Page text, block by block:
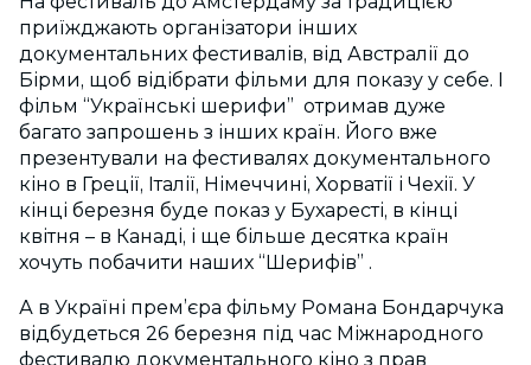
приїжджають організатори інших
документальних фестивалів, від Австралії до
Бірми, щоб відібрати фільми для показу у себе. І
фільм “Українські шерифи” отримав дуже
багато запрошень з інших країн. Його вже
презентували на фестивалях документального
кіно в Греції, Італії, Німеччині, Хорватії і Чехії. У
кінці березня буде показ у Бухаресті, в кінці
квітня – в Канаді, і ще більше десятка країн
хочуть побачити наших “Шерифів” .
А в Україні прем’єра фільму Романа Бондарчука
відбудеться 26 березня під час Міжнародного
фестивалю документального кіно з прав